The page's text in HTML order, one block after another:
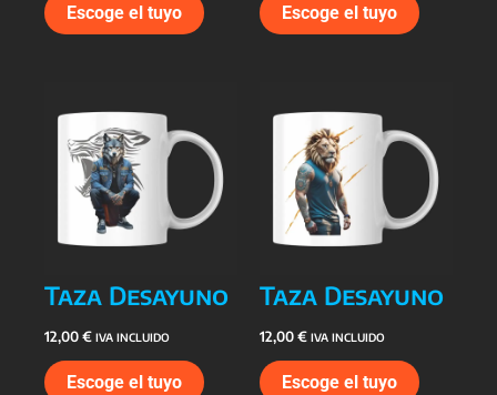
Escoge el tuyo Escoge el tuyo
Taza Desayuno
12,00€ IVA INCLUIDO
Escoge el tuyo
Taza Desayuno
12,00€ IVA INCLUIDO
Escoge el tuyo